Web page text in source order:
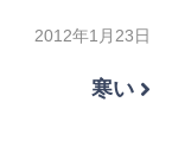
2012年1月23日
寒い